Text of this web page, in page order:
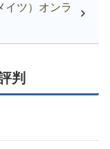
イツ）オンラ
判